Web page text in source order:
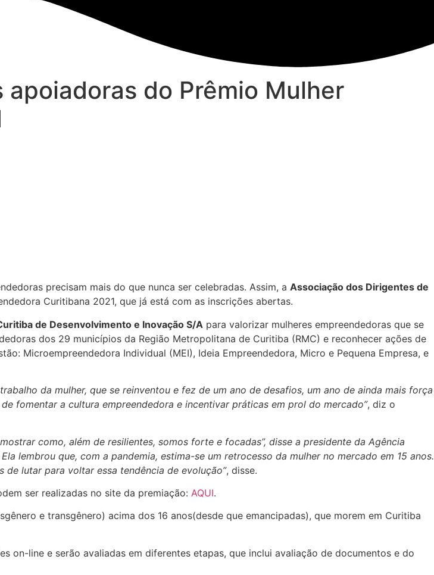
do Prêmio Mulher
precisam mais do que nunca ser celebradas. Assim, a Associação dos Dirigentes de
Curitibana 2021, que já está com as inscrições abertas.
de Desenvolvimento e Inovação S/A para valorizar mulheres empreendedoras que se
dos 29 municípios da Região Metropolitana de Curitiba (RMC) e reconhecer ações de
Microempreendedora Individual (MEI), Ideia Empreendedora, Micro e Pequena Empresa, e
da mulher, que se reinventou e fez de um ano de desafios, um ano de ainda mais força
fomentar a cultura empreendedora e incentivar práticas em prol do mercado”, diz o
como, além de resilientes, somos forte e focadas”, disse a presidente da Agência
lembrou que, com a pandemia, estima-se um retrocesso da mulher no mercado em 15 anos.
de lutar para voltar essa tendência de evolução”, disse.
ser realizadas no site da premiação: AQUI.
e transgênero) acima dos 16 anos(desde que emancipadas), que morem em Curitiba
on-line e serão avaliadas em diferentes etapas, que inclui avaliação de documentos e do